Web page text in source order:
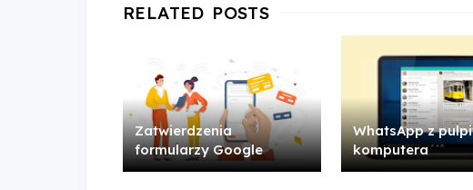
Zatwierdzenia
formularzy Google
WhatsApp z
komputera